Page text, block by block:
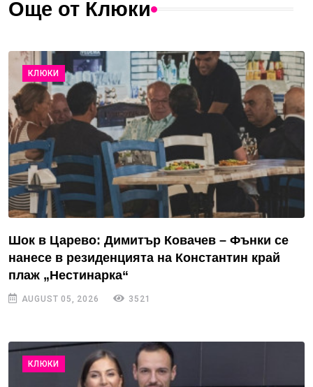
Още от Клюки
КЛЮКИ
Шок в Царево: Димитър Ковачев – Фънки се
нанесе в резиденцията на Константин край
плаж „Нестинарка“
AUGUST 05, 2026 3521
КЛЮКИ